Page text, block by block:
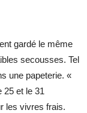
gardé le même
secousses. Tel
une papeterie. «
25 et le 31
les vivres frais.